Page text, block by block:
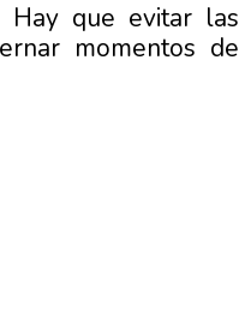
Hay que evitar las
momentos de